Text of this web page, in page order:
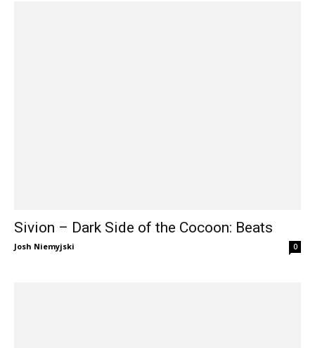
Sivion – Dark Side of the Cocoon: Beats
Josh Niemyjski 0